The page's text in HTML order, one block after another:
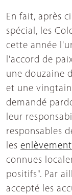
En fait, après
spécial, les
cette année
l'accord de
une douzaine
et une
demandé
leur
responsables
les
connues
positifs". Par
accepté les